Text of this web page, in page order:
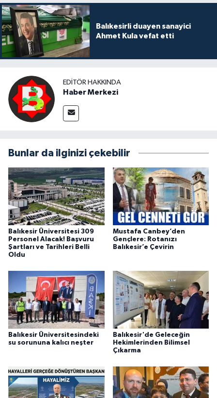
Balıkesirli duayen sanayici
Ahmet Kula vefat etti
EDITÖR HAKKINDA
Haber Merkezi
Bunlar da ilginizi çekebilir
Balıkesir Üniversitesi 309
Personel Alacak! Başvuru
Şartları ve Tarihleri Belli
Oldu
Mustafa Canbey’den
Gençlere: Rotanızı
Balıkesir’e Çevirin
Balıkesir Üniversitesindeki
su sorununa kalıcı neşter
Balıkesir'de Geleceğin
Hekimlerinden Bilimsel
Çıkarma